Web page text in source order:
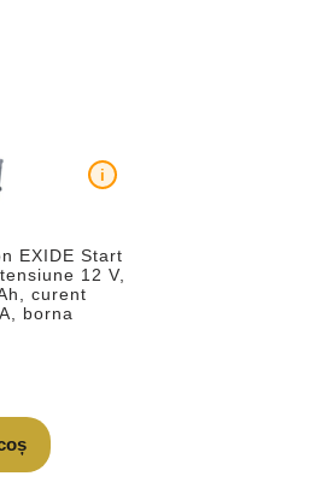
EXIDE Start
12 V,
curent
borna
i